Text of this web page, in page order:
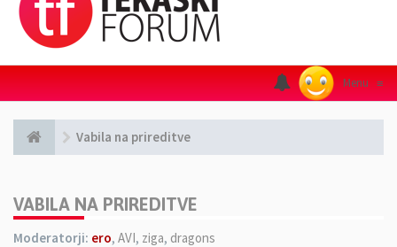
Menu ≡
Vabila na prireditve
VABILA NA PRIREDITVE
Moderatorji: ero, AVI, ziga, dragons